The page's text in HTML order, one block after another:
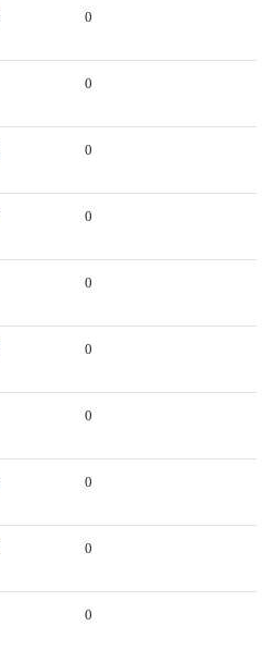
0
0
0
0
0
0
0
0
0
0